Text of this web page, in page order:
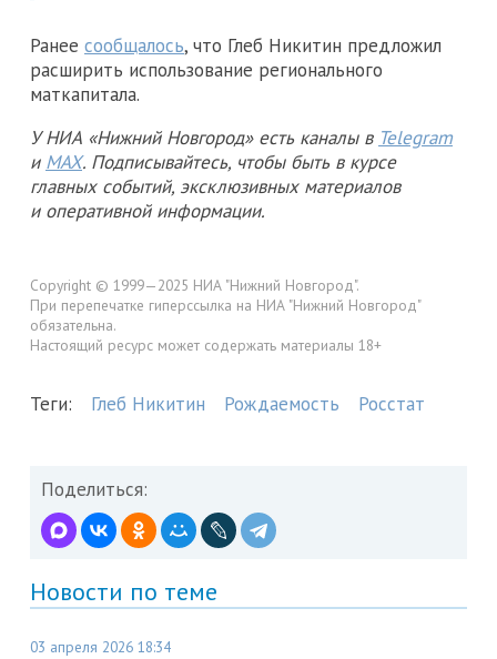
Ранее сообщалось, что Глеб Никитин предложил
расширить использование регионального
маткапитала.
У НИА «Нижний Новгород» есть каналы в Telegram
и MAX. Подписывайтесь, чтобы быть в курсе
главных событий, эксклюзивных материалов
и оперативной информации.
Copyright © 1999—2025 НИА "Нижний Новгород".
При перепечатке гиперссылка на НИА "Нижний Новгород"
обязательна.
Настоящий ресурс может содержать материалы 18+
Теги: Глеб Никитин Рождаемость Росстат
Поделиться:
Новости по теме
03 апреля 2026 18:34